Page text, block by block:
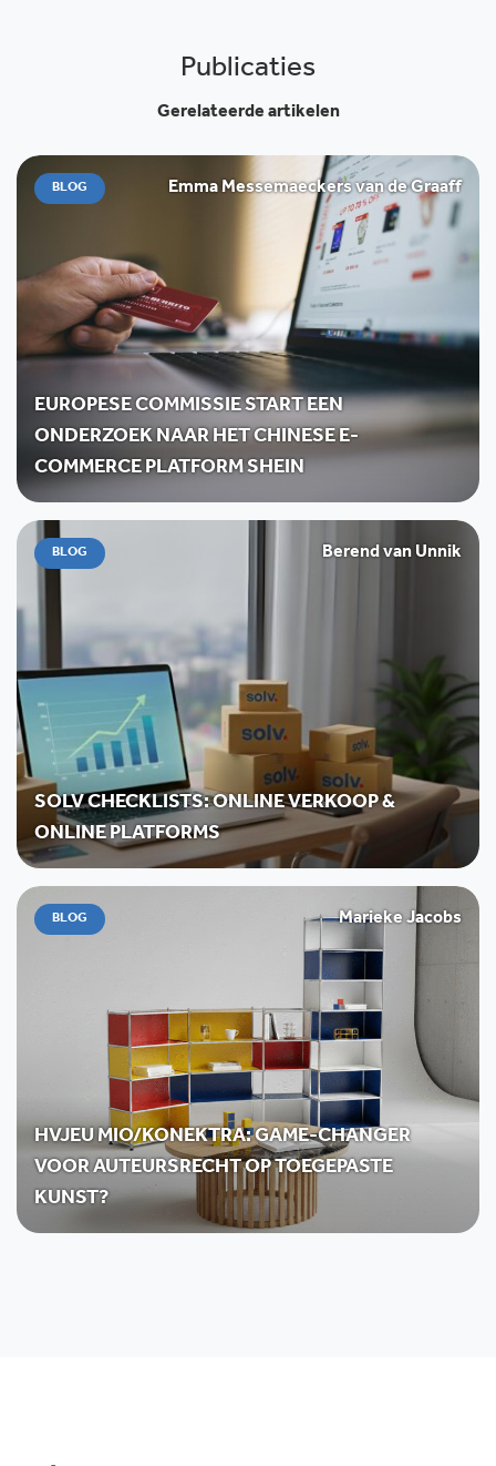
Publicaties
Gerelateerde artikelen
BLOG Emma Messemaeckers van de Graaff
EUROPESE COMMISSIE START EEN
ONDERZOEK NAAR HET CHINESE E-
COMMERCE PLATFORM SHEIN
BLOG Berend van Unnik
SOLV CHECKLISTS: ONLINE VERKOOP &
ONLINE PLATFORMS
BLOG Marieke Jacobs
HVJEU MIO/KONEKTRA: GAME-CHANGER
VOOR AUTEURSRECHT OP TOEGEPASTE
KUNST?